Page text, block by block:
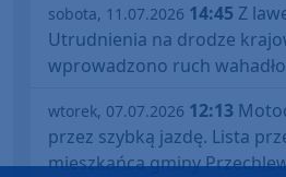
sobota, 11.07.2026 14:45 Z
Utrudnienia na drodze
wprowadzono ruch
wtorek, 07.07.2026 12:13
przez szybką jazdę. Lista
mieszkańca gminy